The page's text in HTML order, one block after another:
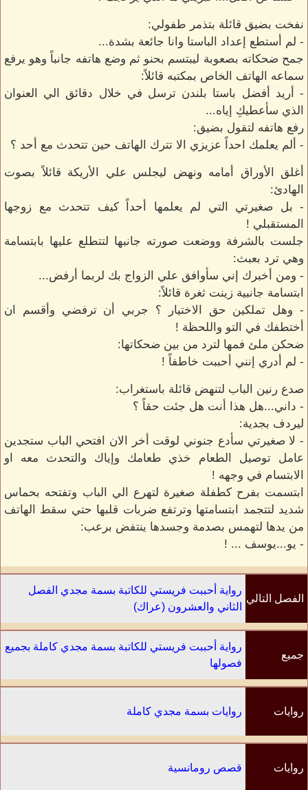
نفخت بضيق قائلة بتذمر طفولي:
- لم أستطع إعداد الباستا وانا جائعة بشدة...
جمح ضحكاته بصعوبة ليبتسم بحنو ثم وضع هاتفه جانباً وهو يرفع
سماعه الهاتف الخاص بمكتبه قائلاً:
- أريد أفضل باستا بلندن ترسل في خلال دقائق الي العنوان
الذي سأعطيكِ إياه...
رفع هاتفه لتقول بضيق:
- ألم يعلمك احداً عزيزي الا تترك الهاتف حين تتحدث مع أحد ؟
أغلق الأوراق أمامه ونهض ليجلس علي الأريكة قائلاً بصوت
الهادئ:
- بل صغيرتي التي لم يعلمها أحداً كيف تتحدث مع زوجها
المستقبلي !
جلست بالشرفة ووضعت صورته جانبها لتتطلع عليها بابتسامة
وهي ترد بعبث:
- ومن أخبرك إني سأوافق علي الزواج بك لربما أرفض...
ابتسامة جانبية زينت ثغرة قائلاً:
- وهل تملكين حق الاختيار ؟ جربي أن ترفضي وأقسم ان
أختطفك في التو واللحظة !
ضحكن ملئ فمها لترد من بين ضحكاتها:
- لم أدري إنني أحببت خاطفاً !
صدع رنين الباب لتنهض قائلة باستغراب:
- داني...هل هذا أنت هل جئت حقاً ؟
ليردف بجدية:
- لا صغيرتي سأدع جنوني لوقت أخر الان افتحي الباب ستجدين
عامل توصيل الطعام خذي طعامك وإياك والتحدث معه او
الابتسام في وجهه !
ابتسمت بفرح كطفلة صغيرة لتهرع الي الباب وتفتحه بحماس
شديد لتتجمد ابتسامتها وترتفع ضربات قلبها حتي سقط الهاتف
من يدها لتهمس بصدمة وجسدها ينتفض برعب:
- يو...يوسف ... !
الفصل التالي
رواية أحببت فريستي للكاتبة بسمة مجدي الفصل
الثاني والعشرون (عراك)
جميع
رواية أحببت فريستي للكاتبة بسمة مجدي كاملة بجميع
فصولها
روايات روايات بسمة مجدي كاملة
روايات قصص رومانسية